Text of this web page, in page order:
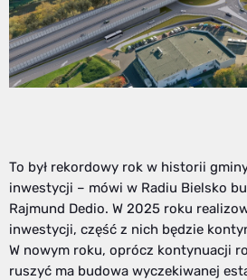
To był rekordowy rok w historii
inwestycji – mówi w Radiu Bielsko
Rajmund Dedio. W 2025 roku
inwestycji, część z nich będzie
W nowym roku, oprócz kontynuacji
ruszyć ma budowa wyczekiwanej